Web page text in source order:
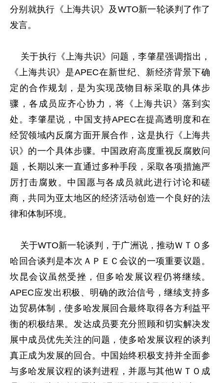
分别就执行《上海共识》及WTO新一轮谈判了作了
发言。
关于执行《上海共识》问题，李肇星强调指出，
《上海共识》是APEC在新世纪、新经济背景下确
定的合作规划，是为实现茂物目标采取的具体步
骤，各成员应齐心协力，将《上海共识》落到实
处。李肇星说，中国支持APEC在提高透明度和在
经贸领域内反腐方面开展合作，这是执行《上海共
识》的一个具体步骤。中国政府高度重视反腐败问
题，长期以来一直通过多种手段，采取各项措施严
厉打击腐败。中国愿与各成员就此进行讨论和磋
商，共同为亚太地区的经济活动创造一个良好的法
律和体制环境。
关于WTO新一轮谈判，于广洲说，推动ＷＴＯ多
哈回合谈判是本次ＡＰＥＣ会议的一项重要议题。
坎昆会议虽然受挫，但多哈发展议程仍将继续。
APEC应发出积极、明确的政治信号，继续支持多
边贸易体制，使多哈发展回合最终取得各方利益平
衡的积极结果。发达成员要充分照顾和切实解决发
展中成员优先关注的问题，使多哈发展议程的谈判
真正成为发展的回合。中国始终积极支持并全面参
与多哈发展议程的谈判进程，并愿与其他ＷＴＯ成